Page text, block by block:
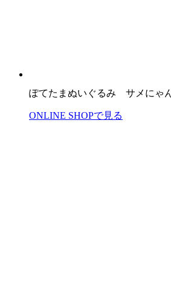
ぽてたまぬいぐるみ サメにゃ
ONLINE SHOPで見る